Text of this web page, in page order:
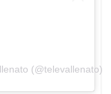
(@televallenato)